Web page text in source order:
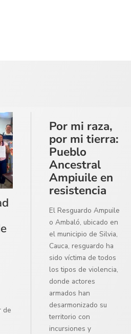
de
Por mi raza,
por mi tierra:
Pueblo
Ancestral
Ampiuile en
resistencia
El Resguardo Ampuile
o Ambaló, ubicado en
el municipio de Silvia,
Cauca, resguardo ha
sido víctima de todos
los tipos de violencia,
donde actores
armados han
desarmonizado su
territorio con
incursiones y